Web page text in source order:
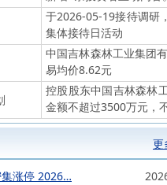
于2026-05-19接待调研
集体接待日活动
中国吉林森林工业集团
易均价8.62元
控股股东中国吉林森林
金额不超过3500万元，
更
涨停 2026…